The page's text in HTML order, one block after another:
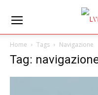
Home Tags Navigazione
Tag: